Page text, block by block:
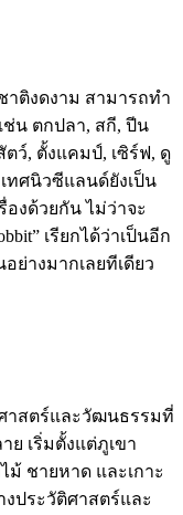
าติงดงาม สามารถทำ
เช่น ตกปลา, สกี, ปีน
ตว์, ตั้งแคมป์, เซิร์ฟ, ดู
ทศนิวซีแลนด์ยังเป็น
องด้วยกันไม่ว่าจะ
เรียกได้ว่าเป็นอีก
ย่างมากเลยทีเดียว
าสตร์และวัฒนธรรมที่
ย เริ่มตั้งแต่ภูเขา
ม้ ชายหาด และเกาะ
ประวัติศาสตร์และ